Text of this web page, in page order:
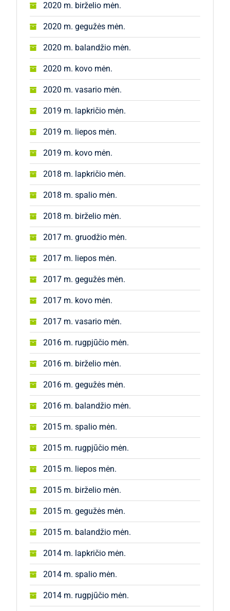
2020 m. birželio mėn.
2020 m. gegužės mėn.
2020 m. balandžio mėn.
2020 m. kovo mėn.
2020 m. vasario mėn.
2019 m. lapkričio mėn.
2019 m. liepos mėn.
2019 m. kovo mėn.
2018 m. lapkričio mėn.
2018 m. spalio mėn.
2018 m. birželio mėn.
2017 m. gruodžio mėn.
2017 m. liepos mėn.
2017 m. gegužės mėn.
2017 m. kovo mėn.
2017 m. vasario mėn.
2016 m. rugpjūčio mėn.
2016 m. birželio mėn.
2016 m. gegužės mėn.
2016 m. balandžio mėn.
2015 m. spalio mėn.
2015 m. rugpjūčio mėn.
2015 m. liepos mėn.
2015 m. birželio mėn.
2015 m. gegužės mėn.
2015 m. balandžio mėn.
2014 m. lapkričio mėn.
2014 m. spalio mėn.
2014 m. rugpjūčio mėn.